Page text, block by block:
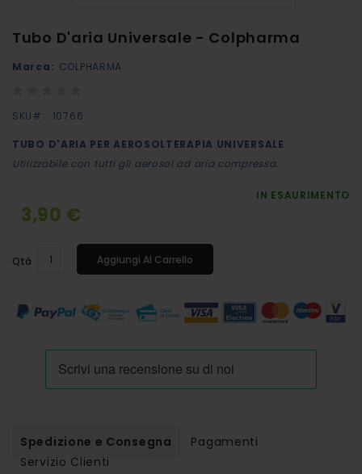
Spedizione e Consegna
Pagamenti
Servizio Clienti
Tubo D'aria Universale - Colpharma
Marca: COLPHARMA
SKU
10766
TUBO D'ARIA PER AEROSOLTERAPIA UNIVERSALE
Utilizzabile con tutti gli aerosol ad aria compressa.
IN ESAURIMENTO
3,90 €
Qtà Aggiungi Al Carrello